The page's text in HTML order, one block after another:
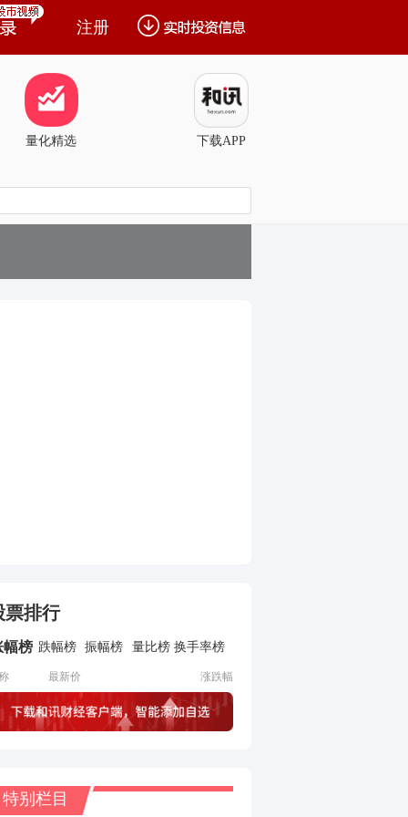
注册
量化精选 下载APP
票排行
幅榜 跌幅榜 振幅榜 量比榜 换手率榜
最新价 涨跌幅